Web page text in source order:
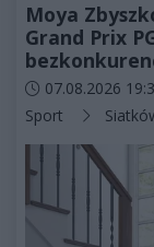
Moya
Grand Prix
Data dodania
07.08.2026
Kategorie
Sport